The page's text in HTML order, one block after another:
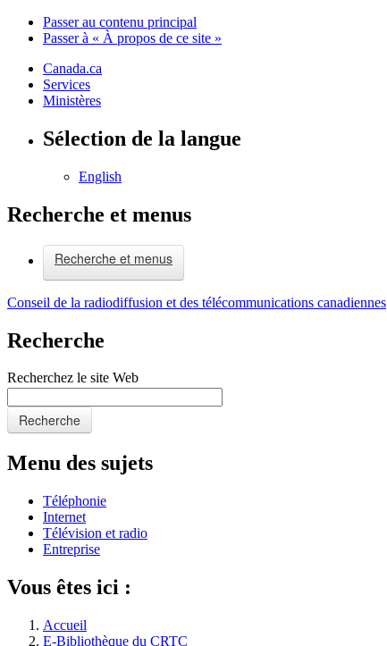
Passer au contenu principal
Passer à « À propos de ce site »
Canada.ca
Services
Ministères
Sélection de la langue
English
Recherche et menus
Recherche et menus
Conseil de la radiodiffusion et des télécommunications canadiennes
Recherche
Recherchez le site Web
Recherche
Menu des sujets
Téléphonie
Internet
Télévision et radio
Entreprise
Vous êtes ici :
Accueil
E-Bibliothèque du CRTC